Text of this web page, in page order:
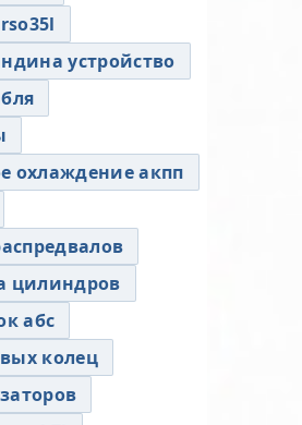
устройство
охлаждение акпп
цилиндров
абс
колец